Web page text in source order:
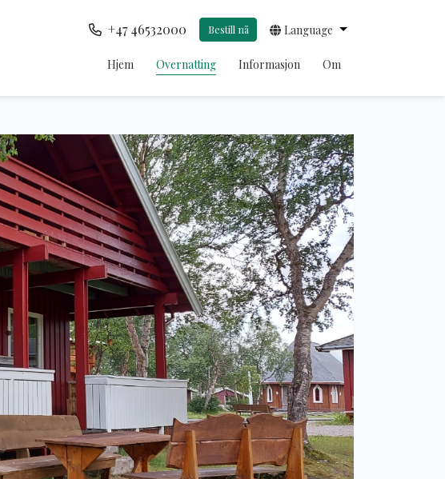
+47 46532000 Bestill nå Language
Hjem Overnatting Informasjon Om